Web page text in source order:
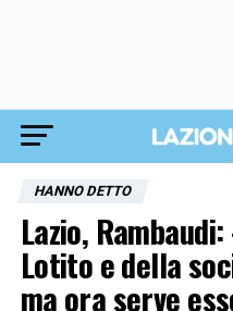
HANNO DETTO
Lazio,
Lotito e della
ma ora serve